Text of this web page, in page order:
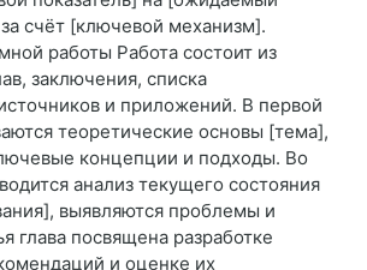
счёт [ключевой механизм].
работы Работа состоит из
заключения, списка
и приложений. В первой
теоретические основы [тема],
концепции и подходы. Во
анализ текущего состояния
выявляются проблемы и
глава посвящена разработке
и оценке их